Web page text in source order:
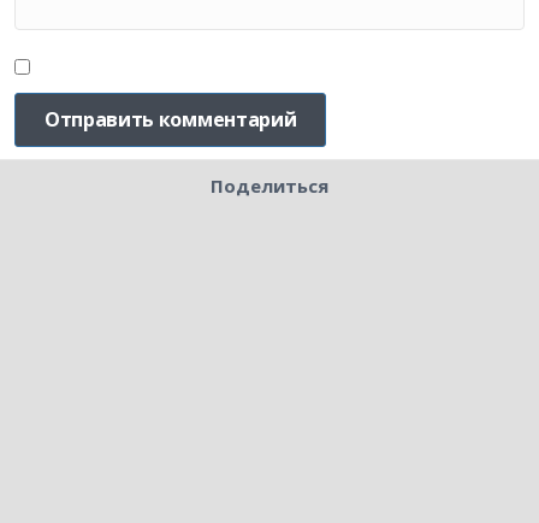
Поделиться